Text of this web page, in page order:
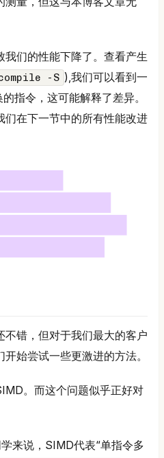
我们的性能下降了。查看产生
-S ),我们可以看到一
指令，这可能解释了差异。
们在下一节中的所有性能改进
不错，但对于我们最大的客户
始尝试一些更激进的方法。
。而这个问题似乎正好对
来说，SIMD代表“单指令多